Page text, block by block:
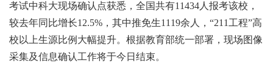
考试中科大现场确认点获悉，全国共有11434人报考该校，
较去年同比增长12.5%，其中推免生1119余人，“211工程”高
校以上生源比例大幅提升。根据教育部统一部署，现场图像
采集及信息确认工作将于今日结束。